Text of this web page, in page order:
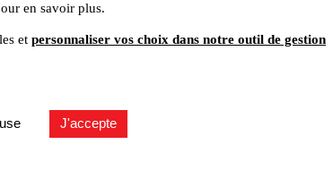
en savoir plus.
et personnaliser vos choix dans notre outil de gestion
J'accepte